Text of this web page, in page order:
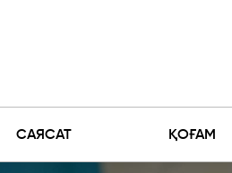
САЯСАТ ҚОҒАМ